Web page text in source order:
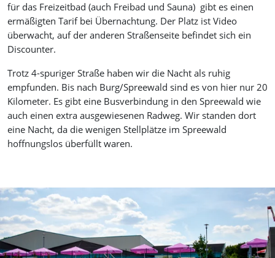
für das Freizeitbad (auch Freibad und Sauna) gibt es einen
ermäßigten Tarif bei Übernachtung. Der Platz ist Video
überwacht, auf der anderen Straßenseite befindet sich ein
Discounter.
Trotz 4-spuriger Straße haben wir die Nacht als ruhig
empfunden. Bis nach Burg/Spreewald sind es von hier nur 20
Kilometer. Es gibt eine Busverbindung in den Spreewald wie
auch einen extra ausgewiesenen Radweg. Wir standen dort
eine Nacht, da die wenigen Stellplätze im Spreewald
hoffnungslos überfüllt waren.